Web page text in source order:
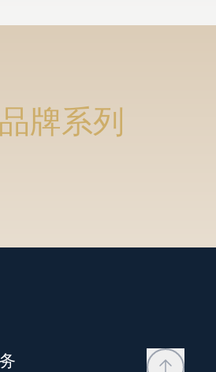
牌系列